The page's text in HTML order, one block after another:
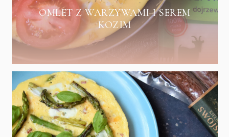
OMLET Z WARZYWAMI I SEREM
KOZIM